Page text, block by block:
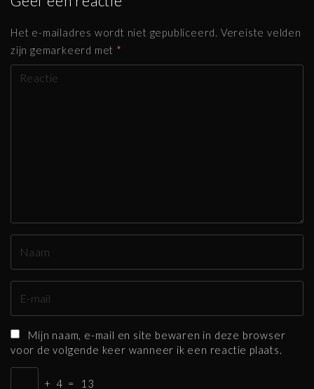
Het e-mailadres wordt niet gepubliceerd. Vereiste velden
zijn gemarkeerd met *
*
a
Mijn naam, e-mail en site bewaren in deze browser
voor de volgende keer wanneer ik een reactie plaats.
+ 4 = 13